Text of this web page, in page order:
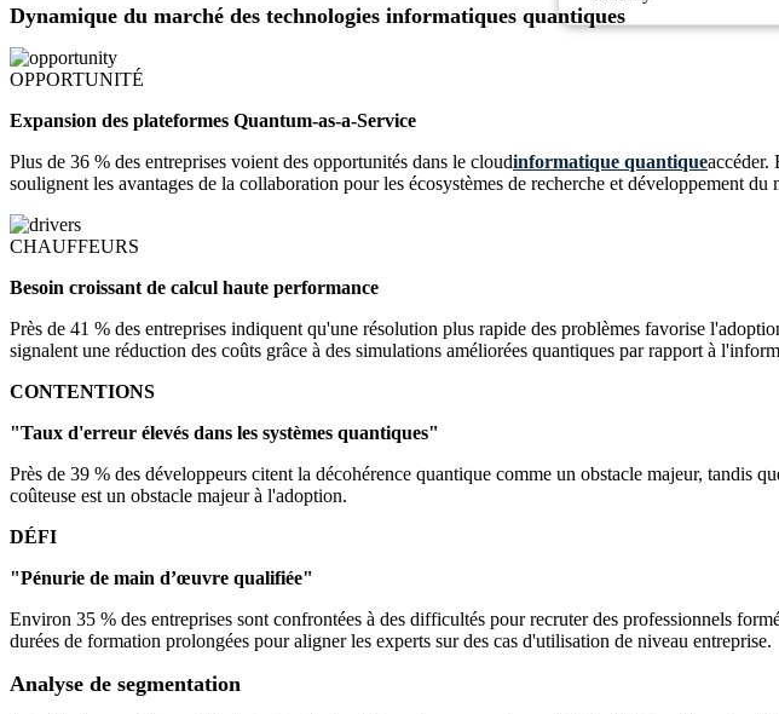
Dynamique du marché des technologies informatiques quantiques
OPPORTUNITÉ
Expansion des plateformes Quantum-as-a-Service
Plus de 36 % des entreprises voient des opportunités dans le cloudinformatique quantiqueaccéder.
soulignent les avantages de la collaboration pour les écosystèmes de recherche et développement du
CHAUFFEURS
Besoin croissant de calcul haute performance
Près de 41 % des entreprises indiquent qu'une résolution plus rapide des problèmes favorise
signalent une réduction des coûts grâce à des simulations améliorées quantiques par rapport à
CONTENTIONS
"Taux d'erreur élevés dans les systèmes quantiques"
Près de 39 % des développeurs citent la décohérence quantique comme un obstacle majeur, tandis
coûteuse est un obstacle majeur à l'adoption.
DÉFI
"Pénurie de main d’œuvre qualifiée"
Environ 35 % des entreprises sont confrontées à des difficultés pour recruter des professionnels
durées de formation prolongées pour aligner les experts sur des cas d'utilisation de niveau entreprise.
Analyse de segmentation